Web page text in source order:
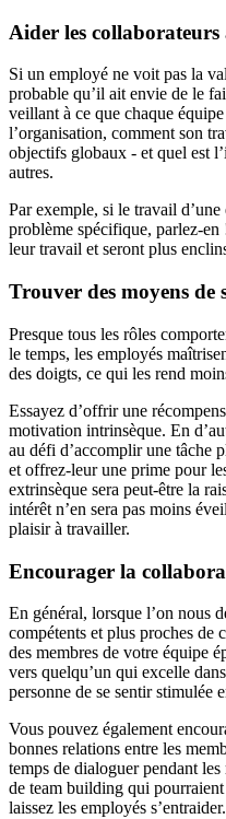
Aider les collaborateurs
Si un employé ne voit pas la
probable qu’il ait envie de le
veillant à ce que chaque
l’organisation, comment son
objectifs globaux - et quel est
autres.
Par exemple, si le travail
problème spécifique, parlez-
leur travail et seront plus
Trouver des moyens de
Presque tous les rôles
le temps, les employés
des doigts, ce qui les rend
Essayez d’offrir une
motivation intrinsèque. En
au défi d’accomplir une tâche
et offrez-leur une prime pour
extrinsèque sera peut-être la
intérêt n’en sera pas moins
plaisir à travailler.
Encourager la
En général, lorsque l’on nous
compétents et plus proches de
des membres de votre équipe
vers quelqu’un qui excelle
personne de se sentir stimulée
Vous pouvez également
bonnes relations entre les
temps de dialoguer pendant
de team building qui
laissez les employés s’entraider.